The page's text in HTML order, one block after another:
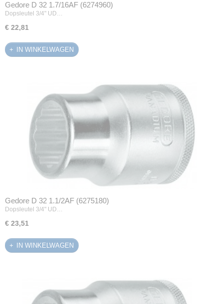
Gedore D 32 1.7/16AF (6274960)
Dopsleutel 3/4" UD…
€ 22,81
IN WINKELWAGEN
Gedore D 32 1.1/2AF (6275180)
Dopsleutel 3/4" UD…
€ 23,51
IN WINKELWAGEN